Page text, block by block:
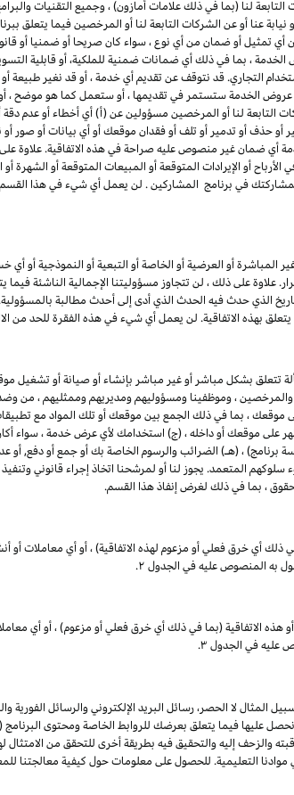
لنا (بما في ذلك علامات أمازون) ، وجميع التقنيات
عنا أو عن الشركات التابعة لنا أو المرخصين فيما يتعلق
تمثيل أو ضمان من أي نوع ، سواء كان صريحا أو ضمنيا أو
الخدمة ، بما في ذلك أي ضمانات ضمنية للملكية، أو قابلية
التجاري. قد نتوقف عن تقديم أي خدمة ، أو قد نغير
الخدمة ستستمر في تقديمها ، أو ستعمل كما هو موضح ، أو
التابعة لنا أو المرخصين مسؤولين عن (أ) أي أخطاء أو عدم
أو حذف أو تدمير أو تلف أو فقدان موقعك أو أي بيانات أو
ضمان غير منصوص عليه صراحة في هذه الاتفاقية. علاوة على
أو الإيرادات المتوقعة أو المبيعات المتوقعة أو الشهرة
في برنامج المشاركين . لن يعمل أي شيء في هذا القسم
أو العرضية أو الخاصة أو التبعية أو النموذجية أو أي
علاوة على ذلك ، لن تتجاوز مسؤوليتنا الإجمالية الناشئة
الذي حدث فيه الحدث الذي أدى إلى أحدث مطالبة
بهذه الاتفاقية. لن يعمل أي شيء في هذه الفقرة للحد من
تتعلق بشكل مباشر أو غير مباشر بإنشاء أو صيانة أو
والمرخصين ، وموظفينا ومسؤوليهم ومديريهم وممثليهم ، من
موقعك ، بما في ذلك الجمع بين موقعك أو تلك المواد مع
على موقعك أو داخله ، (ج) استخدامك لأي عرض خدمة ، سواء
، (هـ) الضرائب والرسوم الخاصة بك أو جمع أو دفع, أو
المتعمد. يجوز لنا أو لمرشحنا اتخاذ إجراء قانوني
، بما في ذلك لغرض إنفاذ هذا القسم.
ذلك أي خرق فعلي أو مزعوم لهذه الاتفاقية) ، أو أي معاملات أو
به المنصوص عليه في الجدول ۲.
أو هذه الاتفاقية (بما في ذلك أي خرق فعلي أو مزعوم) ، أو أي
في الجدول ۳.
لا الحصر، رسائل البريد الإلكتروني والرسائل الفورية
فيما يتعلق بعرضك للروابط الخاصة ومحتوى البرنامج
إليه والتحقيق فيه بطريقة أخرى للتحقق من الامتثال
التعليمية. للحصول على معلومات حول كيفية معالجتنا